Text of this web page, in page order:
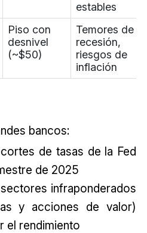
estables
Piso con
desnivel
(~$50)
Temores de
recesión,
riesgos de
inflación
bancos:
de tasas de la Fed
de 2025
infraponderados
y acciones de valor)
el rendimiento